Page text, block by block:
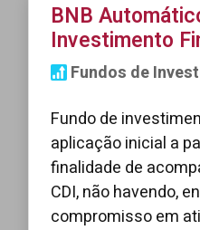
BNB
Investimento
Fundos de
Fundo de
aplicação inicial a
finalidade de
CDI, não havendo,
compromisso em